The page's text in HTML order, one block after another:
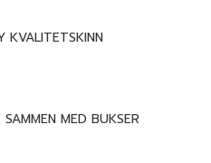
MED BUKSER